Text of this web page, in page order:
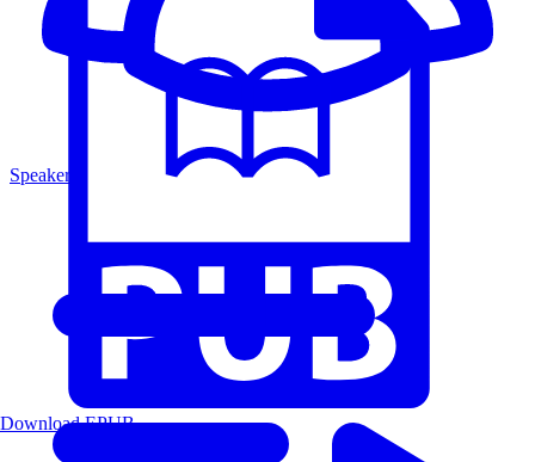
Speakers
Download EPUB